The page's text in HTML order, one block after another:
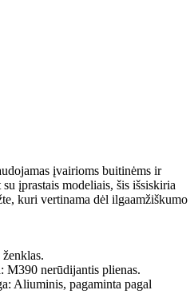
įvairioms buitinėms ir
įprastais modeliais, šis išsiskiria
kuri vertinama dėl ilgaamžiškumo
M390 nerūdijantis plienas.
Aliuminis, pagaminta pagal